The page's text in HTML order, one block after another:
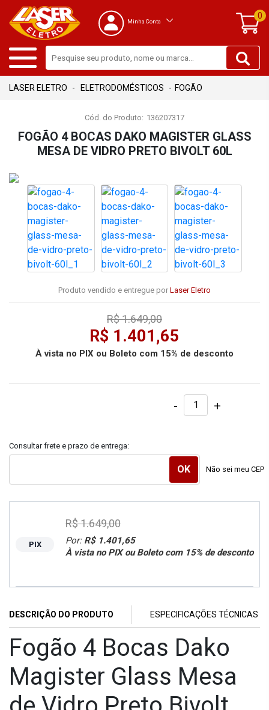
Minha Conta
0
ELETRODOMÉSTICOS FOGÃO
Cód. do Produto: 136207317
FOGÃO 4 BOCAS DAKO MAGISTER GLASS
MESA DE VIDRO PRETO BIVOLT 60L
Produto vendido e entregue por Laser Eletro
R$ 1.401,65
À vista no PIX ou Boleto com 15% de desconto
R$ 1.649,00
- +
Consultar frete e prazo de entrega:
Não sei meu CEP
PIX Por: R$ 1.401,65
À vista no PIX ou Boleto com 15% de desconto
R$ 1.649,00
DESCRIÇÃO DO PRODUTO ESPECIFICAÇÕES TÉCNICAS
Fogão 4 Bocas Dako
Magister Glass Mesa